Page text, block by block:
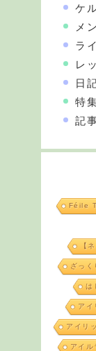
ケ
メ
ラ
レ
日
特
記
Féile
【
ざっく
は
アイ
アイリ
アイ